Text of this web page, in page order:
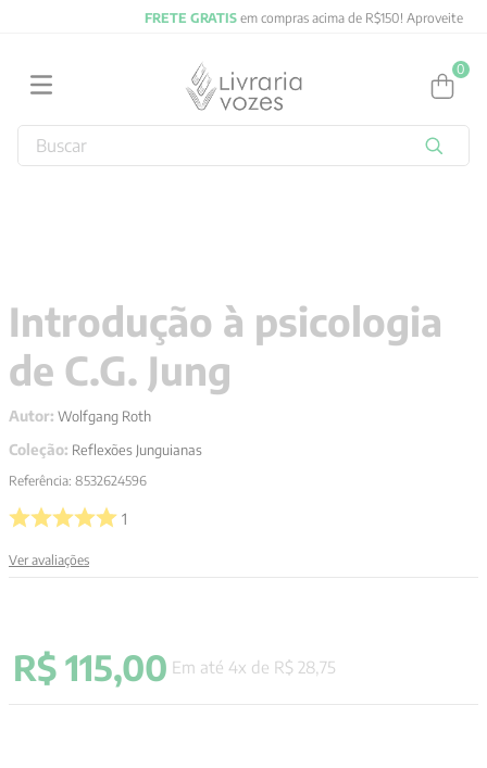
FRETE GRATISem compras acima de R$150! Aproveite
0
Buscar
Introdução à psicologia
de C.G. Jung
Autor: Wolfgang Roth
Coleção: Reflexões Junguianas
Referência: 8532624596
1
Ver avaliações
R$ 115,00 Em até 4x de R$ 28 75
4 º jung
5º byung chul han
7º biblia
8º santo agostinho
9º anselm grun
10º verena kast